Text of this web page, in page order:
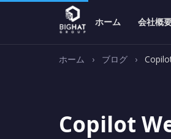
ホーム 会社概
ホーム › ブログ ›
Copilot